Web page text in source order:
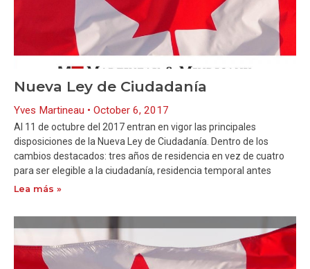
Nueva Ley de Ciudadanía
Yves Martineau October 6, 2017
Al 11 de octubre del 2017 entran en vigor las principales
disposiciones de la Nueva Ley de Ciudadanía. Dentro de los
cambios destacados: tres años de residencia en vez de cuatro
para ser elegible a la ciudadanía, residencia temporal antes
Lea más »